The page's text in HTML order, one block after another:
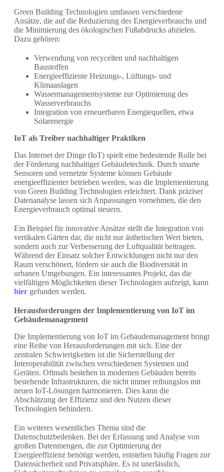
Green Building Technologien umfassen verschiedene
Ansätze, die auf die Reduzierung des Energieverbrauchs und
die Minimierung des ökologischen Fußabdrucks abzielen.
Dazu gehören:
Verwendung von recycelten und nachhaltigen
Baustoffen
Energieeffiziente Heizungs-, Lüftungs- und
Klimaanlagen
Wassermanagementsysteme zur Optimierung des
Wasserverbrauchs
Integration von erneuerbaren Energiequellen, etwa
Solarenergie
IoT als Treiber nachhaltiger Praktiken
Das Internet der Dinge (IoT) spielt eine bedeutende Rolle bei
der Förderung nachhaltiger Gebäudetechnik. Durch smarte
Sensoren und vernetzte Systeme können Gebäude
energieeffizienter betrieben werden, was die Implementierung
von Green Building Technologien erleichtert. Dank präziser
Datenanalyse lassen sich Anpassungen vornehmen, die den
Energieverbrauch optimal steuern.
Ein Beispiel für innovative Ansätze stellt die Integration von
vertikalen Gärten dar, die nicht nur ästhetischen Wert bieten,
sondern auch zur Verbesserung der Luftqualität beitragen.
Während der Einsatz solcher Entwicklungen nicht nur den
Raum verschönert, fördern sie auch die Biodiversität in
urbanen Umgebungen. Ein interessantes Projekt, das die
vielfältigen Möglichkeiten dieser Technologien aufzeigt, kann
hier gefunden werden.
Herausforderungen der Implementierung von IoT im
Gebäudemanagement
Die Implementierung von IoT im Gebäudemanagement bringt
eine Reihe von Herausforderungen mit sich. Eine der
zentralen Schwierigkeiten ist die Sicherstellung der
Interoperabilität zwischen verschiedenen Systemen und
Geräten. Oftmals bestehen in modernen Gebäuden bereits
bestehende Infrastrukturen, die nicht immer reibungslos mit
neuen IoT-Lösungen harmonieren. Dies kann die
Abschätzung der Effizienz und den Nutzen dieser
Technologien behindern.
Ein weiteres wesentliches Thema sind die
Datenschutzbedenken. Bei der Erfassung und Analyse von
großen Datenmengen, die zur Optimierung der
Energieeffizienz benötigt werden, entstehen häufig Fragen zur
Datensicherheit und Privatsphäre. Es ist unerlässlich,